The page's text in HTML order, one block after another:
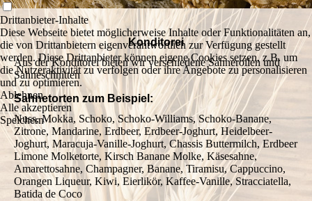
Konditorei
Aus der Konditorei bieten wir verschiedene Sahnerollen und
Sahneschnitten
Sahnetorten zum Beispiel:
Nuss, Mokka, Schoko, Schoko-Williams, Schoko-Banane,
Zitrone, Mandarine, Erdbeer, Erdbeer-Joghurt, Heidelbeer-
Joghurt, Maracuja-Vanille-Joghurt, Chassis Buttermilch, Erdbeer
Limone Molketorte, Kirsch Banane Molke, Käsesahne,
Amarettosahne, Champagner, Banane, Tiramisu, Cappuccino,
Orangen Liqueur, Kiwi, Eierlikör, Kaffee-Vanille, Stracciatella,
Batida de Coco
Drittanbieter-Inhalte
Diese Webseite bietet möglicherweise Inhalte oder Funktionalitäten an,
die von Drittanbietern eigenverantwortlich zur Verfügung gestellt
werden. Diese Drittanbieter können eigene Cookies setzen, z.B. um
die Nutzeraktivität zu verfolgen oder ihre Angebote zu personalisieren
und zu optimieren.
Ablehnen
Alle akzeptieren
Speichern